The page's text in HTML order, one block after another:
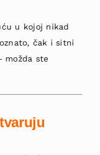
u kojoj nikad
čak i sitni
možda ste